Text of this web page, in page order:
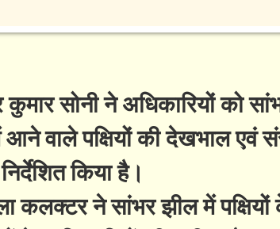
सोनी ने अधिकारियों को
वाले पक्षियों की देखभाल एवं
किया है।
कलक्टर ने सांभर झील में